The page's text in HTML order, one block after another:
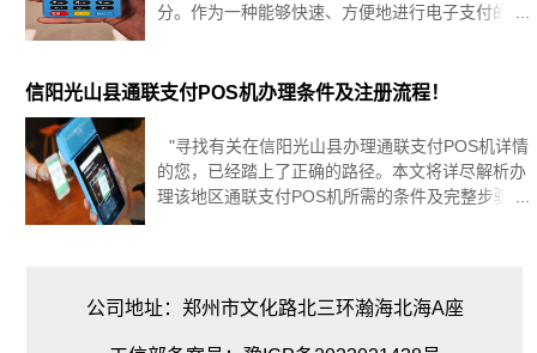
分。作为一种能够快速、方便地进行电子支付的设
价比、使用便捷性和安全性都受到
信阳光山县通联支付POS机办理条件及注册流程！
"寻找有关在信阳光山县办理通联支付POS机详情
的您，已经踏上了正确的路径。本文将详尽解析办
理该地区通联支付POS机所需的条件及完整步骤，
公司地址：郑州市文化路北三环瀚海北海A座